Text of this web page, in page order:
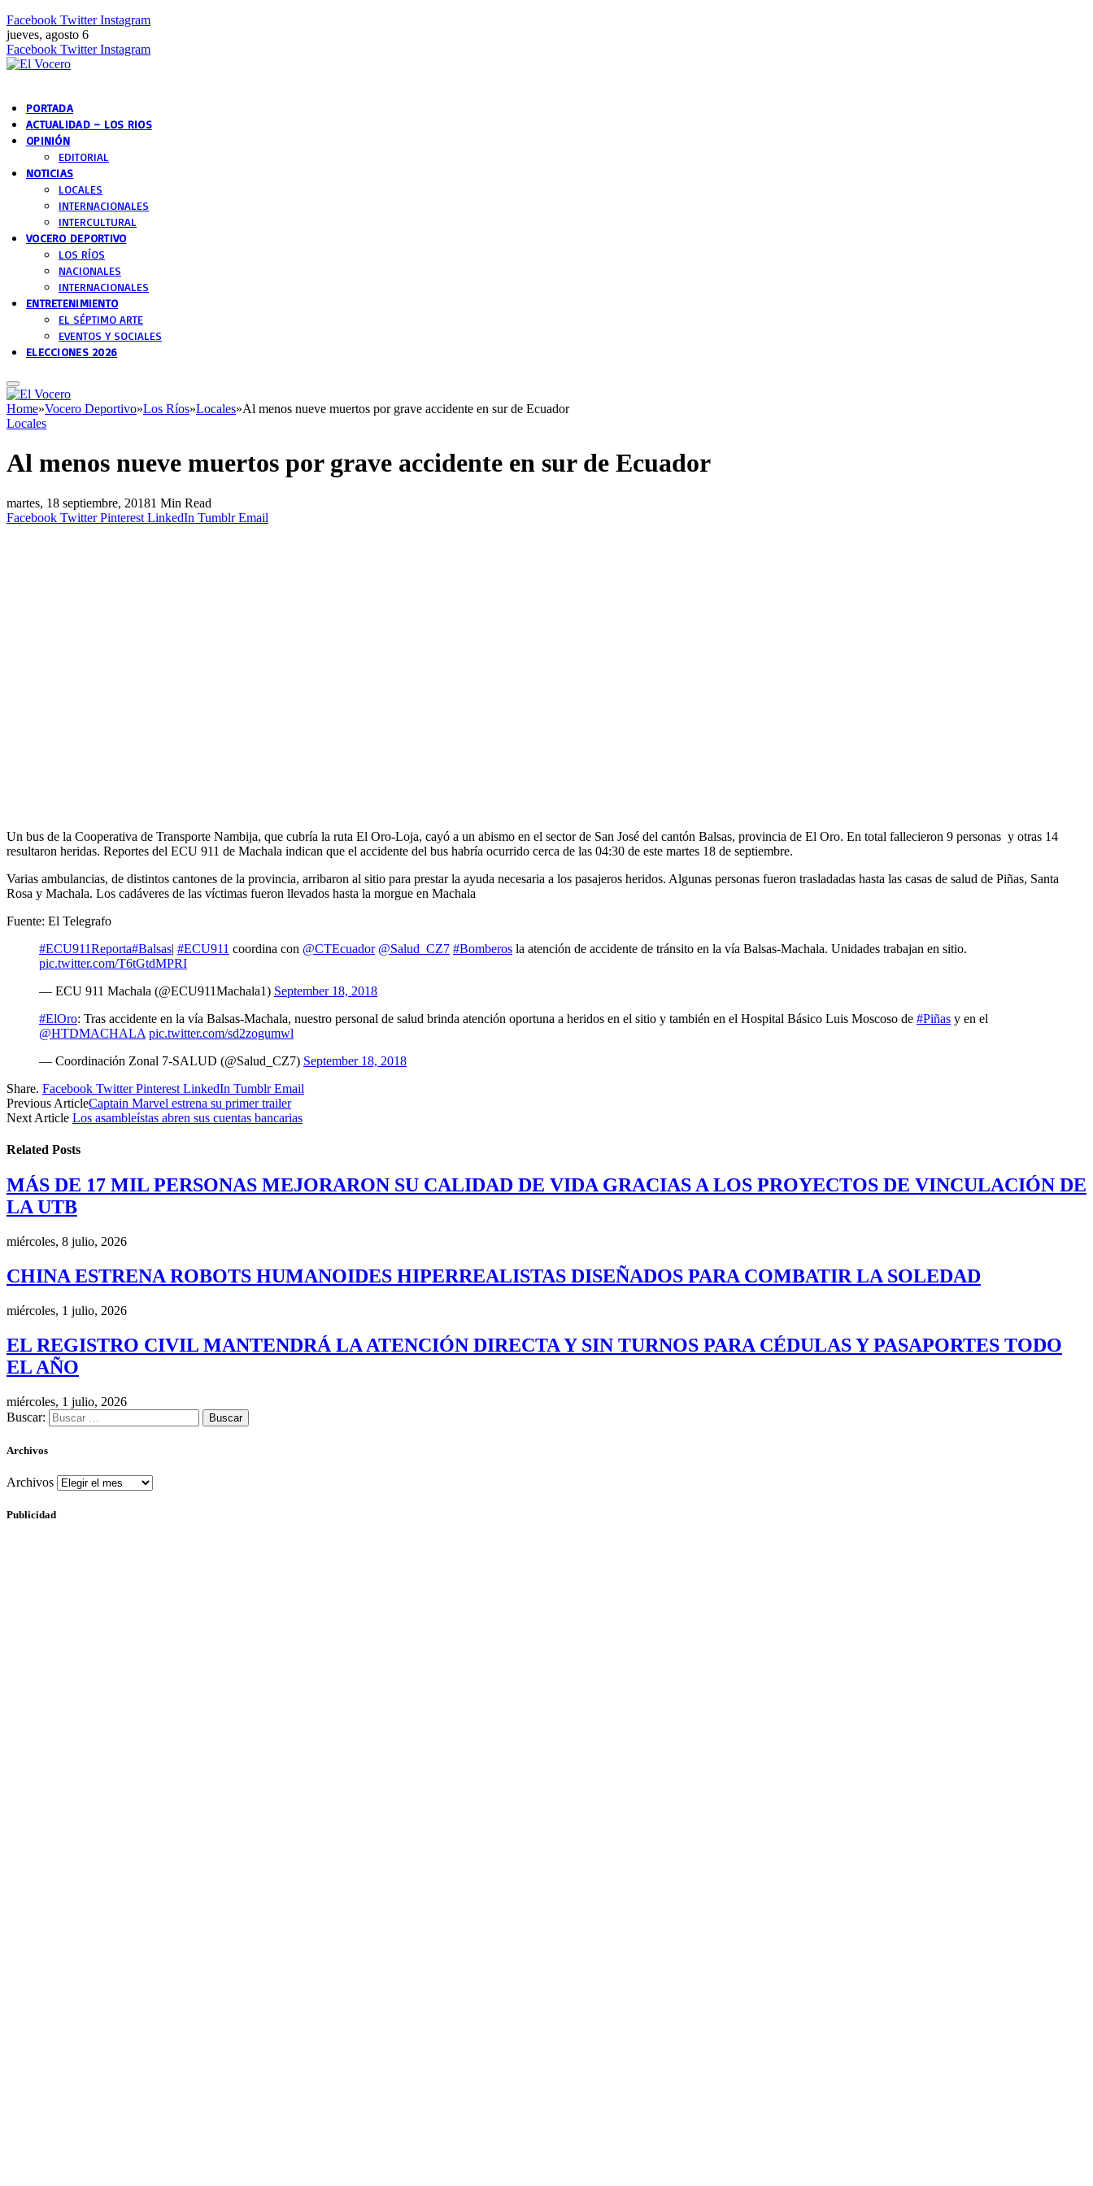
Facebook Twitter Instagram
jueves, agosto 6
Facebook Twitter Instagram
PORTADA
ACTUALIDAD – LOS RIOS
OPINIÓN
EDITORIAL
NOTICIAS
LOCALES
INTERNACIONALES
INTERCULTURAL
VOCERO DEPORTIVO
LOS RÍOS
NACIONALES
INTERNACIONALES
ENTRETENIMIENTO
EL SÉPTIMO ARTE
EVENTOS Y SOCIALES
ELECCIONES 2026
Home»Vocero Deportivo»Los Ríos»Locales»Al menos nueve muertos por grave accidente en sur de Ecuador
Locales
Al menos nueve muertos por grave accidente en sur de Ecuador
martes, 18 septiembre, 20181 Min Read
Facebook Twitter Pinterest LinkedIn Tumblr Email
Un bus de la Cooperativa de Transporte Nambija, que cubría la ruta El Oro-Loja, cayó a un abismo en el sector de San José del cantón Balsas, provincia de El Oro. En total fallecieron 9 personas y otras 14
resultaron heridas. Reportes del ECU 911 de Machala indican que el accidente del bus habría ocurrido cerca de las 04:30 de este martes 18 de septiembre.
Varias ambulancias, de distintos cantones de la provincia, arribaron al sitio para prestar la ayuda necesaria a los pasajeros heridos. Algunas personas fueron trasladadas hasta las casas de salud de Piñas, Santa
Rosa y Machala. Los cadáveres de las víctimas fueron llevados hasta la morgue en Machala
Fuente: El Telegrafo
#ECU911Reporta#Balsas| #ECU911 coordina con @CTEcuador @Salud_CZ7 #Bomberos la atención de accidente de tránsito en la vía Balsas-Machala. Unidades trabajan en sitio.
pic.twitter.com/T6tGtdMPRI
— ECU 911 Machala (@ECU911Machala1) September 18, 2018
#ElOro: Tras accidente en la vía Balsas-Machala, nuestro personal de salud brinda atención oportuna a heridos en el sitio y también en el Hospital Básico Luis Moscoso de #Piñas y en el
@HTDMACHALA pic.twitter.com/sd2zogumwl
— Coordinación Zonal 7-SALUD (@Salud_CZ7) September 18, 2018
Share. Facebook Twitter Pinterest LinkedIn Tumblr Email
Previous ArticleCaptain Marvel estrena su primer trailer
Next Article Los asambleístas abren sus cuentas bancarias
Related Posts
MÁS DE 17 MIL PERSONAS MEJORARON SU CALIDAD DE VIDA GRACIAS A LOS PROYECTOS DE VINCULACIÓN DE
LA UTB
miércoles, 8 julio, 2026
CHINA ESTRENA ROBOTS HUMANOIDES HIPERREALISTAS DISEÑADOS PARA COMBATIR LA SOLEDAD
miércoles, 1 julio, 2026
EL REGISTRO CIVIL MANTENDRÁ LA ATENCIÓN DIRECTA Y SIN TURNOS PARA CÉDULAS Y PASAPORTES TODO
EL AÑO
miércoles, 1 julio, 2026
Buscar:
Archivos
Archivos
Publicidad